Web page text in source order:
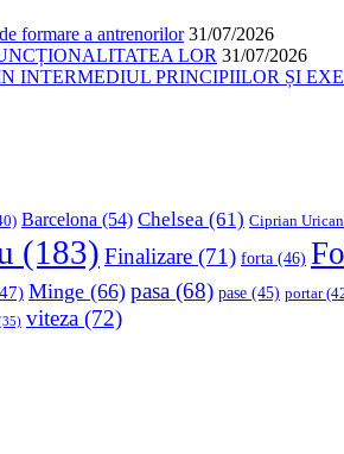
formare a antrenorilor 31/07/2026
LOR 31/07/2026
INTERMEDIUL PRINCIPIILOR ȘI
Barcelona (54) Chelsea (61) Ciprian Urican
(183) Finalizare (71) forta (46)
Minge (66) pasa (68) pase (45) portar
viteza (72)